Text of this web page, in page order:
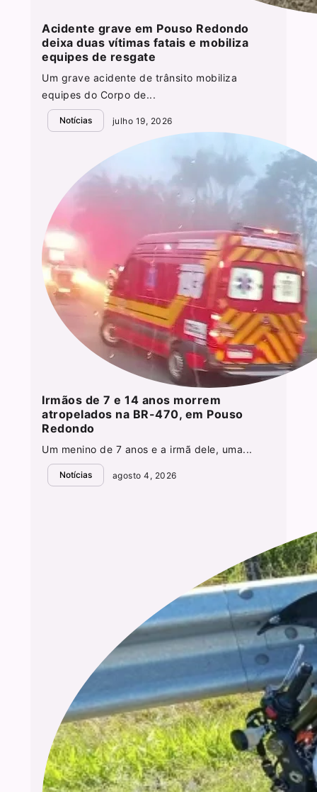
Acidente grave em Pouso Redondo
deixa duas vítimas fatais e mobiliza
equipes de resgate
Um grave acidente de trânsito mobiliza
equipes do Corpo de...
Notícias julho 19, 2026
Irmãos de 7 e 14 anos morrem
atropelados na BR-470, em Pouso
Redondo
Um menino de 7 anos e a irmã dele, uma...
Notícias agosto 4, 2026